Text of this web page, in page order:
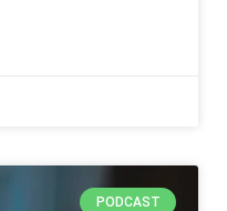
PODCAST